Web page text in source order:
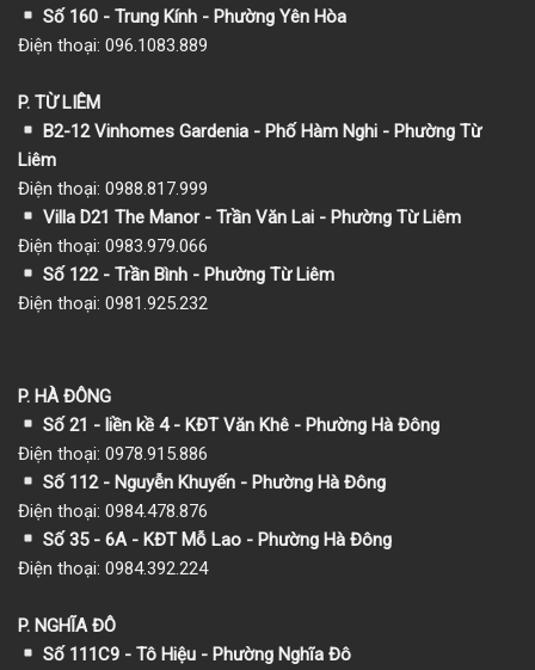
Số 160 - Trung Kính - Phường Yên Hòa
Điện thoại: 096.1083.889
P. TỪ LIÊM
B2-12 Vinhomes Gardenia - Phố Hàm Nghi - Phường Từ
Liêm
Điện thoại: 0988.817.999
Villa D21 The Manor - Trần Văn Lai - Phường Từ Liêm
Điện thoại: 0983.979.066
Số 122 - Trần Bình - Phường Từ Liêm
Điện thoại: 0981.925.232
P. HÀ ĐÔNG
Số 21 - liền kề 4 - KĐT Văn Khê - Phường Hà Đông
Điện thoại: 0978.915.886
Số 112 - Nguyễn Khuyến - Phường Hà Đông
Điện thoại: 0984.478.876
Số 35 - 6A - KĐT Mỗ Lao - Phường Hà Đông
Điện thoại: 0984.392.224
P. NGHĨA ĐÔ
Số 111C9 - Tô Hiệu - Phường Nghĩa Đô